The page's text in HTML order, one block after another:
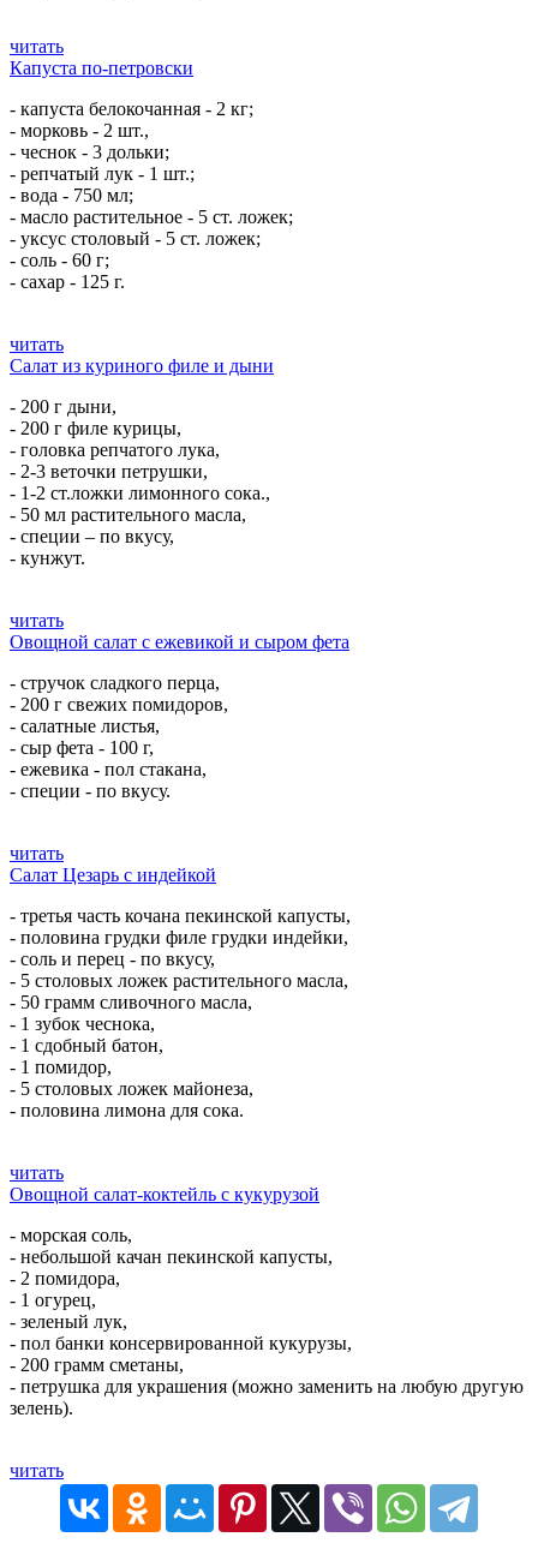
читать
Капуста по-петровски
- капуста белокочанная - 2 кг;
- морковь - 2 шт.,
- чеснок - 3 дольки;
- репчатый лук - 1 шт.;
- вода - 750 мл;
- масло растительное - 5 ст. ложек;
- уксус столовый - 5 ст. ложек;
- соль - 60 г;
- сахар - 125 г.
читать
Салат из куриного филе и дыни
- 200 г дыни,
- 200 г филе курицы,
- головка репчатого лука,
- 2-3 веточки петрушки,
- 1-2 ст.ложки лимонного сока.,
- 50 мл растительного масла,
- специи – по вкусу,
- кунжут.
читать
Овощной салат с ежевикой и сыром фета
- стручок сладкого перца,
- 200 г свежих помидоров,
- салатные листья,
- сыр фета - 100 г,
- ежевика - пол стакана,
- специи - по вкусу.
читать
Салат Цезарь с индейкой
- третья часть кочана пекинской капусты,
- половина грудки филе грудки индейки,
- соль и перец - по вкусу,
- 5 столовых ложек растительного масла,
- 50 грамм сливочного масла,
- 1 зубок чеснока,
- 1 сдобный батон,
- 1 помидор,
- 5 столовых ложек майонеза,
- половина лимона для сока.
читать
Овощной салат-коктейль с кукурузой
- морская соль,
- небольшой качан пекинской капусты,
- 2 помидора,
- 1 огурец,
- зеленый лук,
- пол банки консервированной кукурузы,
- 200 грамм сметаны,
- петрушка для украшения (можно заменить на любую другую
зелень).
читать